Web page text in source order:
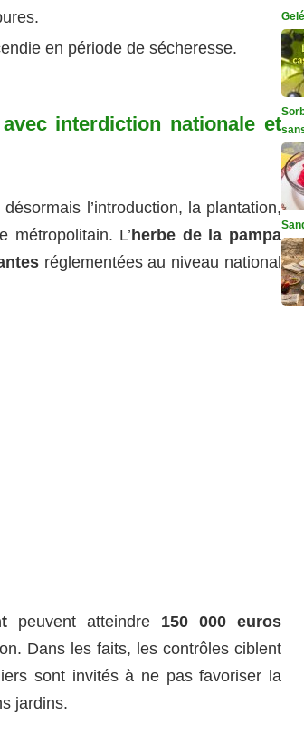
en période de sécheresse.
interdiction nationale et
l’introduction, la plantation,
métropolitain. L’herbe de la pampa
réglementées au niveau national
peuvent atteindre 150 000 euros
Dans les faits, les contrôles ciblent
sont invités à ne pas favoriser la
jardins.